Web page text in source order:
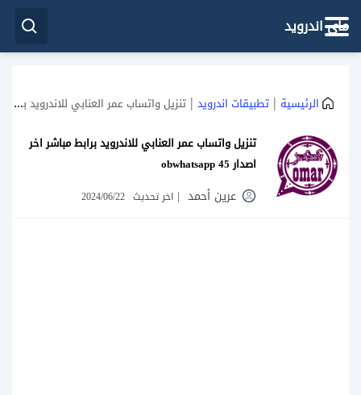
ماي اندرويد
الرئيسية | تطبيقات اندرويد | تنزيل واتساب عمر العنابي للاندرويد برابط مباشر اخر اصدار obwhatsapp 45
تنزيل واتساب عمر العنابي للاندرويد برابط مباشر اخر
اصدار obwhatsapp 45
عرين أحمد | اخر تحديث 2024/06/22